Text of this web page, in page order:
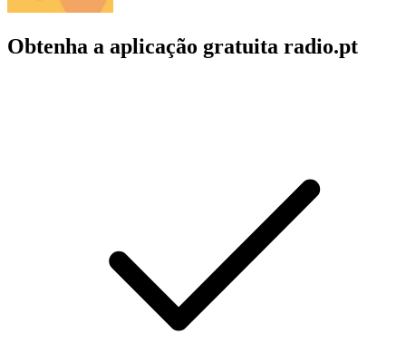
Obtenha a aplicação gratuita radio.pt